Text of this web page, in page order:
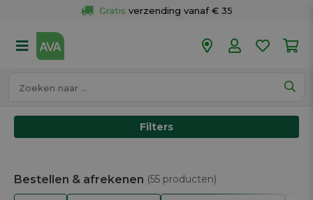
Gratis verzending vanaf € 35
50 winkels
Filters
Bestellen & afrekenen (55 producten)